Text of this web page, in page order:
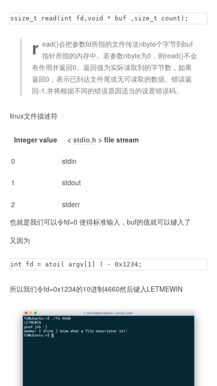
return 0;
}
ssize_t read(int fd,void * buf ,size_t count);
r ead()会把参数fd所指的文件传送nbyte个字节到buf
指针所指的内存中。若参数nbyte为0，则read()不会
有作用并返回0。返回值为实际读取到的字节数，如果
返回0，表示已到达文件尾或无可读取的数据。错误返
回-1,并将根据不同的错误原因适当的设置错误码。
linux文件描述符
Integer value < stdio.h > file stream
0 stdin
1 stdout
2
stderr
也就是我们可以令fd=0 使得标准输入，buf的值就可以键入了
又因为
int fd = atoi( argv[1] ) - 0x1234;
所以我们令fd=0x1234的10进制4660然后键入LETMEWIN